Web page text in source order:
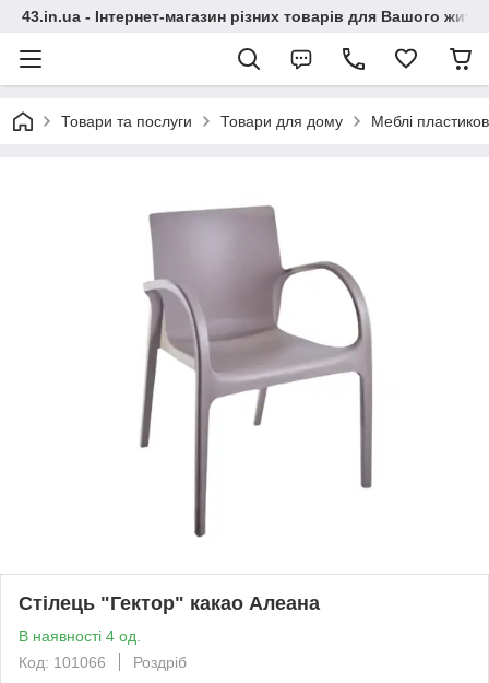
43.in.ua - Інтернет-магазин різних товарів для Вашого
Товари та послуги Товари для дому Меблі
Стілець "Гектор" какао Алеана
В наявності 4 од.
Код: 101066
Роздріб